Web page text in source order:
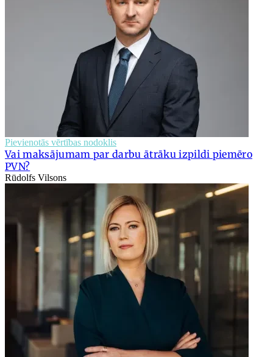
Pievienotās vērtības nodoklis
Vai maksājumam par darbu ātrāku izpildi piemēro
PVN?
Rūdolfs Vilsons